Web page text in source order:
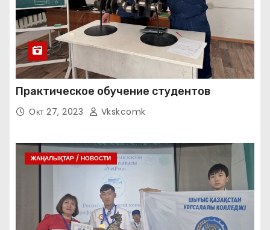
Практическое обучение студентов
Окт 27, 2023 Vkskcomk
ЖАҢАЛЫҚТАР / НОВОСТИ